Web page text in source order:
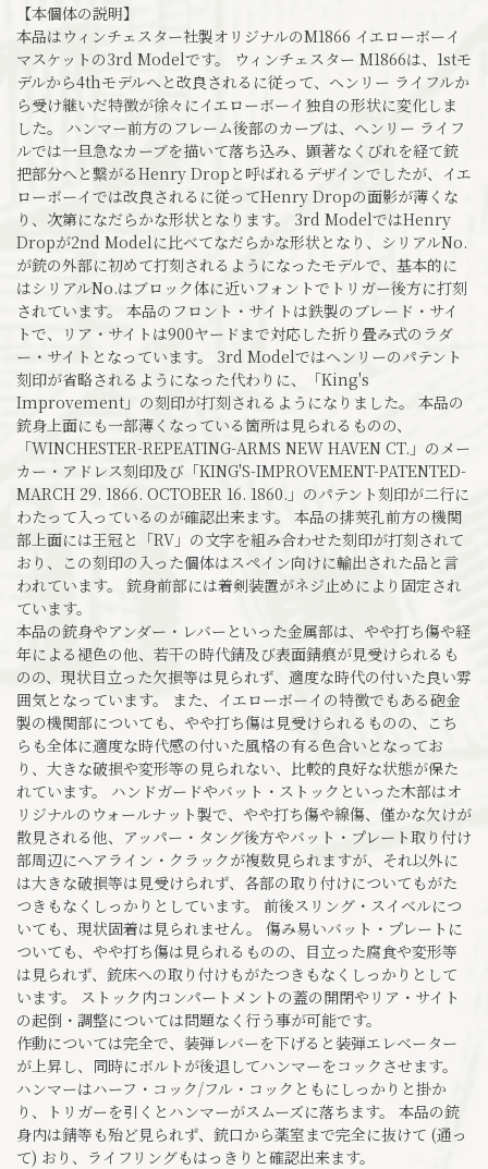
【本個体の説明】
本品はウィンチェスター社製オリジナルのM1866 イエローボーイ
マスケットの3rd Modelです。 ウィンチェスター M1866は、1stモ
デルから4thモデルへと改良されるに従って、ヘンリー ライフルか
ら受け継いだ特徴が徐々にイエローボーイ独自の形状に変化しま
した。 ハンマー前方のフレーム後部のカーブは、ヘンリー ライフ
ルでは一旦急なカーブを描いて落ち込み、顕著なくびれを経て銃
把部分へと繋がるHenry Dropと呼ばれるデザインでしたが、イエ
ローボーイでは改良されるに従ってHenry Dropの面影が薄くな
り、次第になだらかな形状となります。 3rd ModelではHenry
Dropが2nd Modelに比べてなだらかな形状となり、シリアルNo.
が銃の外部に初めて打刻されるようになったモデルで、基本的に
はシリアルNo.はブロック体に近いフォントでトリガー後方に打刻
されています。 本品のフロント・サイトは鉄製のブレード・サイ
トで、リア・サイトは900ヤードまで対応した折り畳み式のラダ
ー・サイトとなっています。 3rd Modelではヘンリーのパテント
刻印が省略されるようになった代わりに、「King's
Improvement」の刻印が打刻されるようになりました。 本品の
銃身上面にも一部薄くなっている箇所は見られるものの、
「WINCHESTER-REPEATING-ARMS NEW HAVEN CT.」のメー
カー・アドレス刻印及び「KING'S-IMPROVEMENT-PATENTED-
MARCH 29. 1866. OCTOBER 16. 1860.」のパテント刻印が二行に
わたって入っているのが確認出来ます。 本品の排莢孔前方の機関
部上面には王冠と「RV」の文字を組み合わせた刻印が打刻されて
おり、この刻印の入った個体はスペイン向けに輸出された品と言
われています。 銃身前部には着剣装置がネジ止めにより固定され
ています。
本品の銃身やアンダー・レバーといった金属部は、やや打ち傷や経
年による褪色の他、若干の時代錆及び表面錆痕が見受けられるも
のの、現状目立った欠損等は見られず、適度な時代の付いた良い雰
囲気となっています。 また、イエローボーイの特徴でもある砲金
製の機関部についても、やや打ち傷は見受けられるものの、こち
らも全体に適度な時代感の付いた風格の有る色合いとなってお
り、大きな破損や変形等の見られない、比較的良好な状態が保た
れています。 ハンドガードやバット・ストックといった木部はオ
リジナルのウォールナット製で、やや打ち傷や線傷、僅かな欠けが
散見される他、アッパー・タング後方やバット・プレート取り付け
部周辺にヘアライン・クラックが複数見られますが、それ以外に
は大きな破損等は見受けられず、各部の取り付けについてもがた
つきもなくしっかりとしています。 前後スリング・スイベルにつ
いても、現状固着は見られません。 傷み易いバット・プレートに
ついても、やや打ち傷は見られるものの、目立った腐食や変形等
は見られず、銃床への取り付けもがたつきもなくしっかりとして
います。 ストック内コンパートメントの蓋の開閉やリア・サイト
の起倒・調整については問題なく行う事が可能です。
作動については完全で、装弾レバーを下げると装弾エレベーター
が上昇し、同時にボルトが後退してハンマーをコックさせます。
ハンマーはハーフ・コック/フル・コックともにしっかりと掛か
り、トリガーを引くとハンマーがスムーズに落ちます。 本品の銃
身内は錆等も殆ど見られず、銃口から薬室まで完全に抜けて (通っ
て) おり、ライフリングもはっきりと確認出来ます。